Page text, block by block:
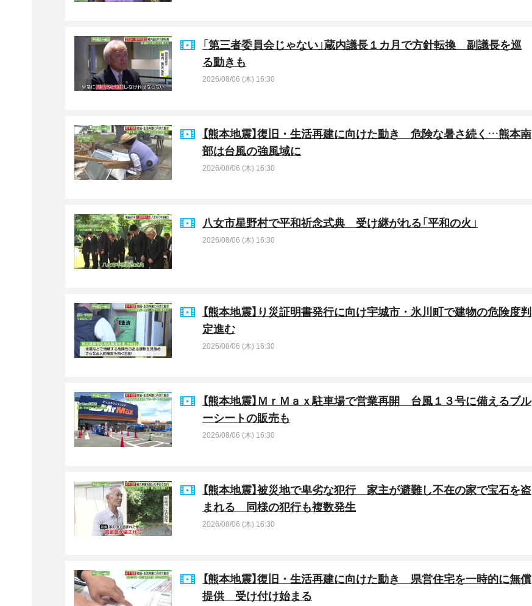
「第三者委員会じゃない」蔵内議長１カ月で方針転換 副議長を巡
る動きも
2026/08/06 (木) 16:30
【熊本地震】復旧・生活再建に向けた動き 危険な暑さ続く…熊本南
部は台風の強風域に
2026/08/06 (木) 16:30
八女市星野村で平和祈念式典 受け継がれる「平和の火」
2026/08/06 (木) 16:30
【熊本地震】り災証明書発行に向け宇城市・氷川町で建物の危険度判
定進む
2026/08/06 (木) 16:30
【熊本地震】ＭｒＭａｘ駐車場で営業再開 台風１３号に備えるブル
ーシートの販売も
2026/08/06 (木) 16:30
【熊本地震】被災地で卑劣な犯行 家主が避難し不在の家で宝石を盗
まれる 同様の犯行も複数発生
2026/08/06 (木) 16:30
【熊本地震】復旧・生活再建に向けた動き 県営住宅を一時的に無償
提供 受け付け始まる